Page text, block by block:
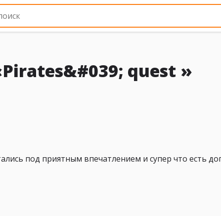
quest »
под приятным впечатлением и супер что есть